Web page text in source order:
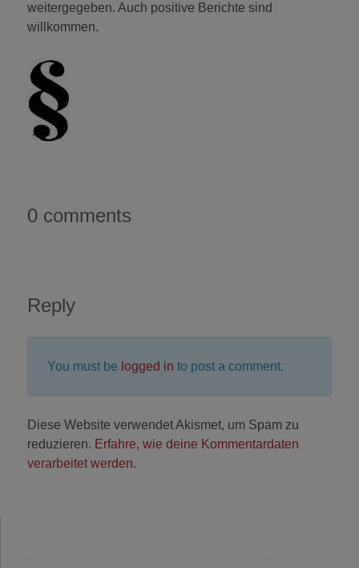
weitergegeben. Auch positive Berichte sind
willkommen.
0 comments
Reply
You must be logged in to post a comment.
Diese Website verwendet Akismet, um Spam zu
reduzieren. Erfahre, wie deine Kommentardaten
verarbeitet werden.